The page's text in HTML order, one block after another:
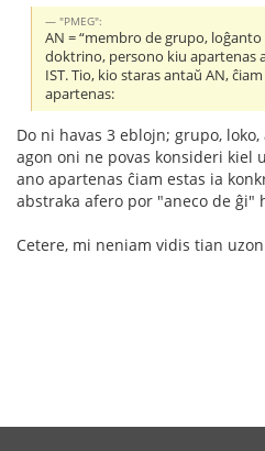
"PMEG":
AN = “membro de grupo,
doktrino, persono kiu apartenas
IST. Tio, kio staras antaŭ AN,
apartenas:
Do ni havas 3 eblojn; grupo,
agon oni ne povas konsideri kiel
ano apartenas ĉiam estas ia
abstraka afero por "aneco de ĝi"
Cetere, mi neniam vidis tian